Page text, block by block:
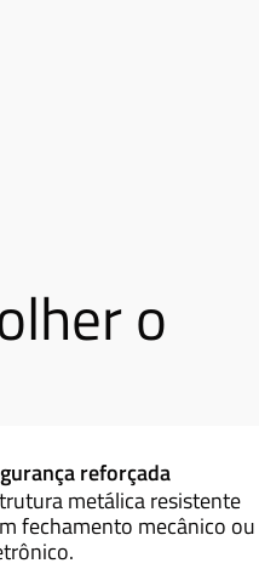
o
reforçada
metálica resistente
fechamento mecânico ou